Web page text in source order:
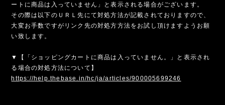
ートに商品は入っていません」と表示される場合がございます。
その際は以下のＵＲＬ先にて対処方法が記載されておりますので、
大変お手数ですがリンク先の対処方方法をお試し頂けますようお願
い致します。
▼【「ショッピングカートに商品は入っていません。」と表示され
る場合の対処方法について】
https://help.thebase.in/hc/ja/articles/900005699246